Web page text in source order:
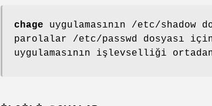
chage uygulamasının /etc/shadow
parolalar /etc/passwd dosyası
uygulamasının işlevselliği